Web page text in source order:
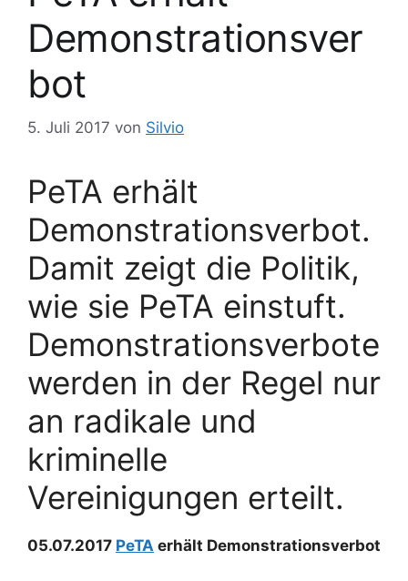
Demonstrationsver
bot
5. Juli 2017 von Silvio
PeTA erhält
Demonstrationsverbot.
Damit zeigt die Politik,
wie sie PeTA einstuft.
Demonstrationsverbote
werden in der Regel nur
an radikale und
kriminelle
Vereinigungen erteilt.
05.07.2017 PeTA erhält Demonstrationsverbot